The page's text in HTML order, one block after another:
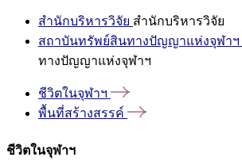
สำนักบริหารวิจัย สำนักบริหารวิจัย
สถาบันทรัพย์สินทางปัญญาแห่งจุฬาฯ
ทางปัญญาแห่งจุฬาฯ
ชีวิตในจุฬาฯ
พื้นที่สร้างสรรค์
ชีวิตในจุฬาฯ